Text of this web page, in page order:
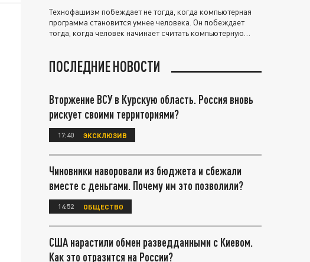
Технофашизм побеждает не тогда, когда компьютерная
программа становится умнее человека. Он побеждает
тогда, когда человек начинает считать компьютерную
ПОСЛЕДНИЕ НОВОСТИ
Вторжение ВСУ в Курскую область. Россия вновь
рискует своими территориями?
17:40 ЭКСКЛЮЗИВ
Чиновники наворовали из бюджета и сбежали
вместе с деньгами. Почему им это позволили?
14:52 ОБЩЕСТВО
США нарастили обмен разведданными с Киевом.
Как это отразится на России?